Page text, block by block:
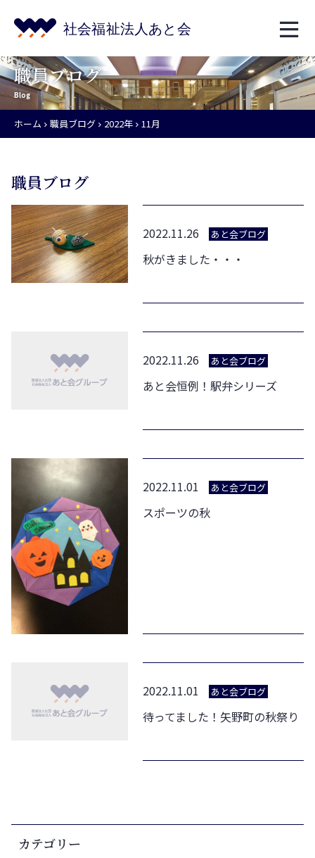
職員ブログ
Blog
ホーム 職員ブログ 2022年 11月
職員ブログ
2022.11.26 あと会ブログ
秋がきました・・・
2022.11.26 あと会ブログ
あと会恒例！駅弁シリーズ
2022.11.01 あと会ブログ
スポーツの秋
2022.11.01 あと会ブログ
待ってました！矢野町の秋祭り
カテゴリー